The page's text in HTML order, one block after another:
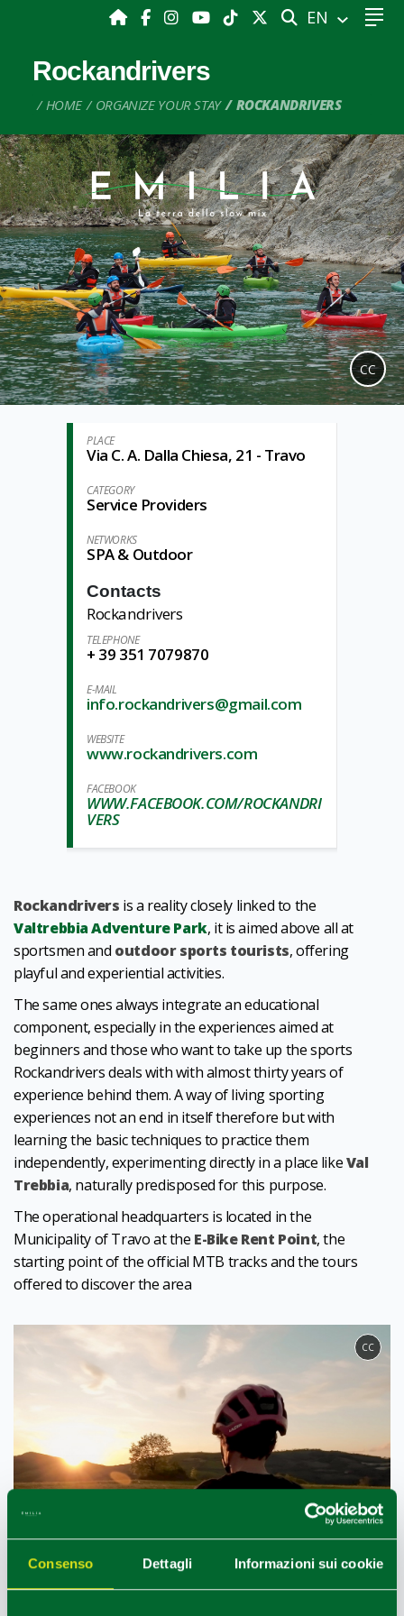
Consenso Dettagli Informazioni sui cookie
SEARCH
EN
Rockandrivers
HOME ORGANIZE YOUR STAY ROCKANDRIVERS
CC
PLACE
Via C. A. Dalla Chiesa, 21 - Travo
CATEGORY
Service Providers
NETWORKS
SPA & Outdoor
Contacts
Rockandrivers
TELEPHONE
+ 39 351 7079870
E-MAIL
info.rockandrivers@gmail.com
WEBSITE
www.rockandrivers.com
FACEBOOK
WWW.FACEBOOK.COM/ROCKANDRI
VERS
Rockandrivers is a reality closely linked to the
Valtrebbia Adventure Park, it is aimed above all at
sportsmen and outdoor sports tourists, offering
playful and experiential activities.
The same ones always integrate an educational
component, especially in the experiences aimed at
beginners and those who want to take up the sports
Rockandrivers deals with with almost thirty years of
experience behind them. A way of living sporting
experiences not an end in itself therefore but with
learning the basic techniques to practice them
independently, experimenting directly in a place likeVal
Trebbia, naturally predisposed for this purpose.
The operational headquarters is located in the
Municipality of Travo at the E-Bike Rent Point, the
starting point of the official MTB tracks and the tours
offered to discover the area
CC